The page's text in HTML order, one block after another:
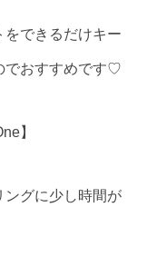
をできるだけキー
でおすすめです♡
】
ングに少し時間が